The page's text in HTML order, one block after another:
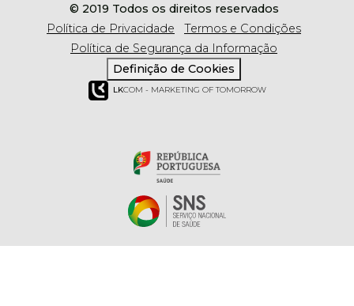
© 2019 Todos os direitos reservados
Política de Privacidade
Termos e Condições
Política de Segurança da Informação
Definição de Cookies
LKCOM - MARKETING OF TOMORROW